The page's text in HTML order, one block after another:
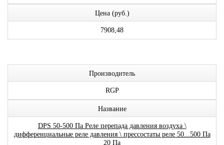
Цена (руб.)
7908,48
Производитель
RGP
Название
DPS 50-500 Па Реле перепада давления воздуха \
дифференциальные реле давления \ прессостаты реле 50...500 Па
20 Па